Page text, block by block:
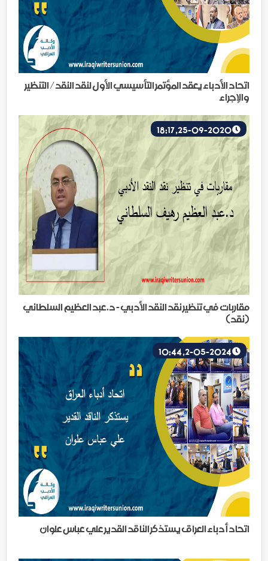
اتحاد الأدباء يعقد المؤتمر التأسيسي الأول لنقد النقد/ التنظير
والإجراء
مقاربات في تنظير نقد النقد الأدبي - د.عبد العظيم السلطاني
(نقد)
اتحاد أدباء العراق يستذكر الناقد القدير علي عباس علوان